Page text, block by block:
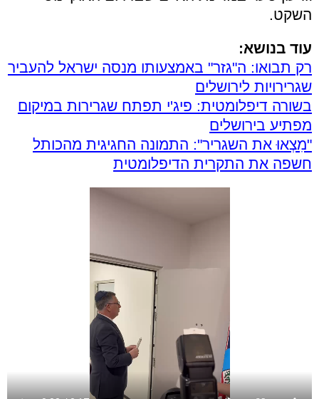
השקט.
עוד בנושא:
רק תבואו: ה"גזר" באמצעותו מנסה ישראל להעביר
שגרירויות לירושלים
בשורה דיפלומטית: פיג'י תפתח שגרירות במיקום
מפתיע בירושלים
"מִצְאוּ את השגריר": התמונה החגיגית מהכותל
חשפה את התקרית הדיפלומטית